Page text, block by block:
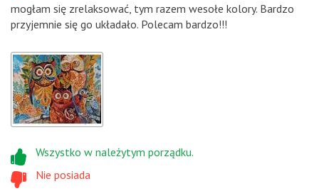
mogłam się zrelaksować, tym razem wesołe kolory. Bardzo
przyjemnie się go układało. Polecam bardzo!!!
Nie posiada
Wszystko w należytym porządku.